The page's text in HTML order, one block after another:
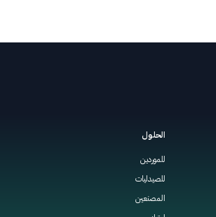
الحلول
للموردين
للصيدليات
المصنعين